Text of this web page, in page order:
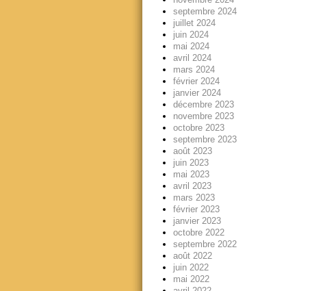
septembre 2024
juillet 2024
juin 2024
mai 2024
avril 2024
mars 2024
février 2024
janvier 2024
décembre 2023
novembre 2023
octobre 2023
septembre 2023
août 2023
juin 2023
mai 2023
avril 2023
mars 2023
février 2023
janvier 2023
octobre 2022
septembre 2022
août 2022
juin 2022
mai 2022